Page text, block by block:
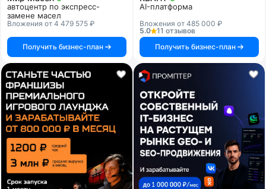
автоцентр по экспресс-
замене масел
Вложения от 4 479 575 ₽
Получить бизнес-план
AI-платформа
Вложения от 485 000 ₽
5.0
11 отзывов
Получить бизнес-план